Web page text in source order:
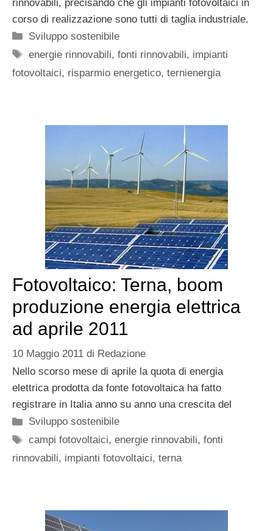
rinnovabili, precisando che gli impianti fotovoltaici in
corso di realizzazione sono tutti di taglia industriale.
Categorie
Sviluppo sostenibile
Tag
energie rinnovabili,fonti rinnovabili, impianti
fotovoltaici, risparmio energetico, ternienergia
Fotovoltaico: Terna, boom
produzione energia elettrica
ad aprile 2011
10 Maggio 2011 di Redazione
Nello scorso mese di aprile la quota di energia
elettrica prodotta da fonte fotovoltaica ha fatto
registrare in Italia anno su anno una crescita del
Categorie
Sviluppo sostenibile
Tag
campi fotovoltaici,energie rinnovabili,fonti
rinnovabili, impianti fotovoltaici, terna